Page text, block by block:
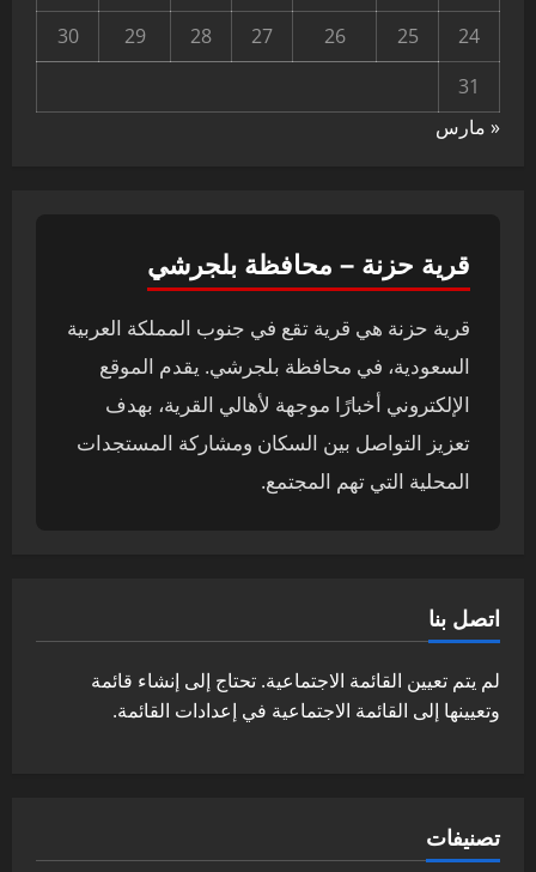
24
25
26
27
28
29
30
31
« مارس
قرية حزنة – محافظة بلجرشي
قرية حزنة هي قرية تقع في جنوب المملكة العربية
السعودية، في محافظة بلجرشي. يقدم الموقع
الإلكتروني أخبارًا موجهة لأهالي القرية، بهدف
تعزيز التواصل بين السكان ومشاركة المستجدات
المحلية التي تهم المجتمع.
اتصل بنا
لم يتم تعيين القائمة الاجتماعية. تحتاج إلى إنشاء قائمة
وتعيينها إلى القائمة الاجتماعية في إعدادات القائمة.
تصنيفات